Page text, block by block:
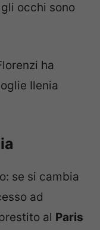
occhi sono
ha
Ilenia
se si cambia
ad
al Paris